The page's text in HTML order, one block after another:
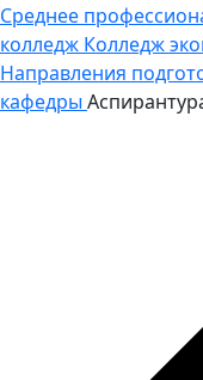
Среднее
колледж Колледж
Направления
кафедры